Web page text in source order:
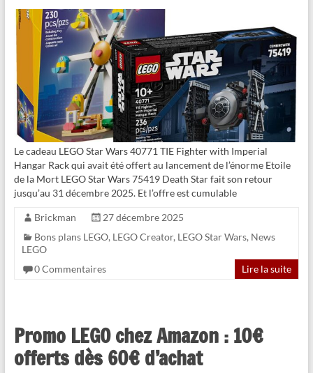
Le cadeau LEGO Star Wars 40771 TIE Fighter with Imperial
Hangar Rack qui avait été offert au lancement de l’énorme Etoile
de la Mort LEGO Star Wars 75419 Death Star fait son retour
jusqu’au 31 décembre 2025. Et l’offre est cumulable
Brickman
27 décembre 2025
Bons plans LEGO, LEGO Creator, LEGO Star Wars, News
LEGO
0 Commentaires
Lire la suite
Promo LEGO chez Amazon : 10€
offerts dès 60€ d’achat